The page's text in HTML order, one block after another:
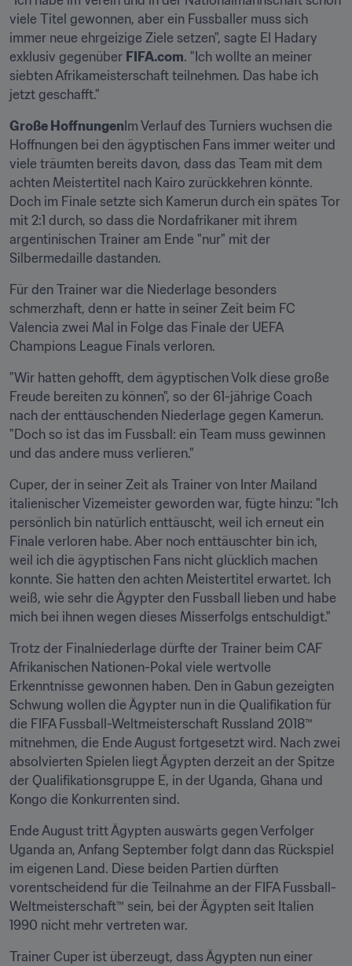
viele Titel gewonnen, aber ein Fussballer muss sich
immer neue ehrgeizige Ziele setzen", sagte El Hadary
exklusiv gegenüber FIFA.com. "Ich wollte an meiner
siebten Afrikameisterschaft teilnehmen. Das habe ich
jetzt geschafft."
Große Hoffnungen Im Verlauf des Turniers wuchsen die
Hoffnungen bei den ägyptischen Fans immer weiter und
viele träumten bereits davon, dass das Team mit dem
achten Meistertitel nach Kairo zurückkehren könnte.
Doch im Finale setzte sich Kamerun durch ein spätes Tor
mit 2:1 durch, so dass die Nordafrikaner mit ihrem
argentinischen Trainer am Ende "nur" mit der
Silbermedaille dastanden.
Für den Trainer war die Niederlage besonders
schmerzhaft, denn er hatte in seiner Zeit beim FC
Valencia zwei Mal in Folge das Finale der UEFA
Champions League Finals verloren.
"Wir hatten gehofft, dem ägyptischen Volk diese große
Freude bereiten zu können", so der 61-jährige Coach
nach der enttäuschenden Niederlage gegen Kamerun.
"Doch so ist das im Fussball: ein Team muss gewinnen
und das andere muss verlieren."
Cuper, der in seiner Zeit als Trainer von Inter Mailand
italienischer Vizemeister geworden war, fügte hinzu: "Ich
persönlich bin natürlich enttäuscht, weil ich erneut ein
Finale verloren habe. Aber noch enttäuschter bin ich,
weil ich die ägyptischen Fans nicht glücklich machen
konnte. Sie hatten den achten Meistertitel erwartet. Ich
weiß, wie sehr die Ägypter den Fussball lieben und habe
mich bei ihnen wegen dieses Misserfolgs entschuldigt."
Trotz der Finalniederlage dürfte der Trainer beim CAF
Afrikanischen Nationen-Pokal viele wertvolle
Erkenntnisse gewonnen haben. Den in Gabun gezeigten
Schwung wollen die Ägypter nun in die Qualifikation für
die FIFA Fussball-Weltmeisterschaft Russland 2018™
mitnehmen, die Ende August fortgesetzt wird. Nach zwei
absolvierten Spielen liegt Ägypten derzeit an der Spitze
der Qualifikationsgruppe E, in der Uganda, Ghana und
Kongo die Konkurrenten sind.
Ende August tritt Ägypten auswärts gegen Verfolger
Uganda an, Anfang September folgt dann das Rückspiel
im eigenen Land. Diese beiden Partien dürften
vorentscheidend für die Teilnahme an der FIFA Fussball-
Weltmeisterschaft™ sein, bei der Ägypten seit Italien
1990 nicht mehr vertreten war.
Trainer Cuper ist überzeugt, dass Ägypten nun einer